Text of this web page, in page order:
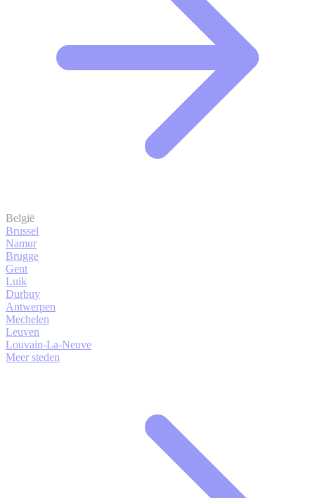
België
Brussel
Namur
Brugge
Gent
Luik
Durbuy
Antwerpen
Mechelen
Leuven
Louvain-La-Neuve
Meer steden